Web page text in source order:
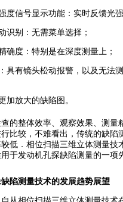
度信号显示功能：实时反馈光强
识别：无需菜单选择；
确度：特别是在深度测量上；
具有镜头松动报警，以及无法
加放大的缺陷图。
的整体效率、观察效果、测量
比较，不难看出，传统的缺陷
低．相位扫描三维立体测量技
于发动机孔探缺陷测量的一项
陷测量技术的发展趋势展望